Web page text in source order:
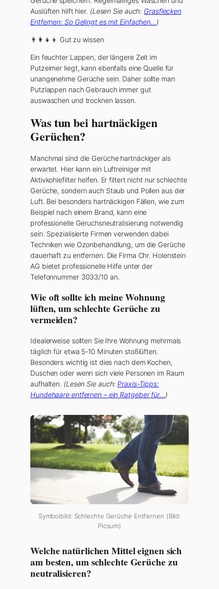
Auslüften hilft hier. (Lesen Sie auch: Grasflecken
Entfernen: So Gelingt es mit Einfachen…)
👨‍👩‍👧‍👦 Gut zu wissen
Ein feuchter Lappen, der längere Zeit im
Putzeimer liegt, kann ebenfalls eine Quelle für
unangenehme Gerüche sein. Daher sollte man
Putzlappen nach Gebrauch immer gut
auswaschen und trocknen lassen.
Was tun bei hartnäckigen
Gerüchen?
Manchmal sind die Gerüche hartnäckiger als
erwartet. Hier kann ein Luftreiniger mit
Aktivkohlefilter helfen. Er filtert nicht nur schlechte
Gerüche, sondern auch Staub und Pollen aus der
Luft. Bei besonders hartnäckigen Fällen, wie zum
Beispiel nach einem Brand, kann eine
professionelle Geruchsneutralisierung notwendig
sein. Spezialisierte Firmen verwenden dabei
Techniken wie Ozonbehandlung, um die Gerüche
dauerhaft zu entfernen. Die Firma Chr. Holenstein
AG bietet professionelle Hilfe unter der
Telefonnummer 3033/10 an.
Wie oft sollte ich meine Wohnung
lüften, um schlechte Gerüche zu
vermeiden?
Idealerweise sollten Sie Ihre Wohnung mehrmals
täglich für etwa 5-10 Minuten stoßlüften.
Besonders wichtig ist dies nach dem Kochen,
Duschen oder wenn sich viele Personen im Raum
aufhalten. (Lesen Sie auch: Praxis-Tipps:
Hundehaare entfernen – ein Ratgeber für…)
Symbolbild: Schlechte Gerüche Entfernen (Bild:
Picsum)
Welche natürlichen Mittel eignen sich
am besten, um schlechte Gerüche zu
neutralisieren?